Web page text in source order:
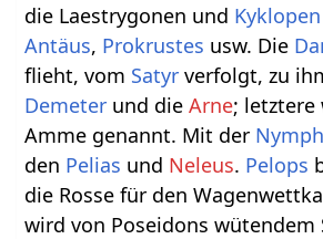
die Laestrygonen und Kyklopen
Antäus, Prokrustes usw. Die
flieht, vom Satyr verfolgt, zu
Demeter und dieArne; letztere
Amme genannt. Mit der
den Pelias und Neleus. Pelops
die Rosse für den
wird von Poseidons